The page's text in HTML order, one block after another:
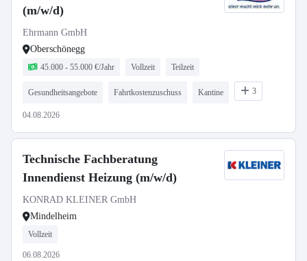
(m/w/d)
Ehrmann GmbH
Oberschönegg
45.000 - 55.000 €/Jahr Vollzeit Teilzeit
Gesundheitsangebote Fahrtkostenzuschuss Kantine 3
04.08.2026
Technische Fachberatung
Innendienst Heizung (m/w/d)
KONRAD KLEINER GmbH
Mindelheim
Vollzeit
06.08.2026